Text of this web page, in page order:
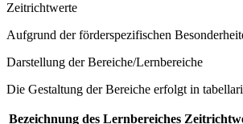
Zeitrichtwerte
Aufgrund der förderspezifischen
Darstellung der Bereiche/Lernbereiche
Die Gestaltung der Bereiche erfolgt in
Bezeichnung des Lernbereiches